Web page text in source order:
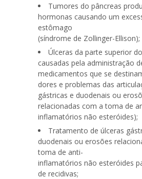
Tumores do pâncreas
hormonas causando um
estômago
(síndrome de Zollinger-Ellison);
Úlceras da parte superior
causadas pela administração
medicamentos que se
dores e problemas das
gástricas e duodenais ou
relacionadas com a toma de
inflamatórios não esteróides);
Tratamento de úlceras
duodenais ou erosões
toma de anti-
inflamatórios não esteróides
de recidivas;